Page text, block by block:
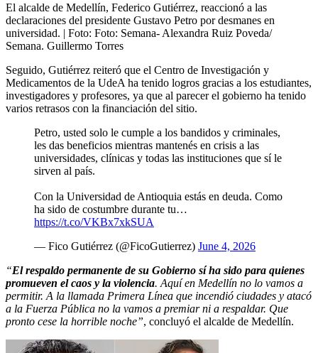
El alcalde de Medellín, Federico Gutiérrez, reaccionó a las
declaraciones del presidente Gustavo Petro por desmanes en
universidad. | Foto: Foto: Semana- Alexandra Ruiz Poveda/
Semana. Guillermo Torres
Seguido, Gutiérrez reiteró que el Centro de Investigación y
Medicamentos de la UdeA ha tenido logros gracias a los estudiantes,
investigadores y profesores, ya que al parecer el gobierno ha tenido
varios retrasos con la financiación del sitio.
Petro, usted solo le cumple a los bandidos y criminales,
les das beneficios mientras mantenés en crisis a las
universidades, clínicas y todas las instituciones que sí le
sirven al país.
Con la Universidad de Antioquia estás en deuda. Como
ha sido de costumbre durante tu…
https://t.co/VKBx7xkSUA
— Fico Gutiérrez (@FicoGutierrez) June 4, 2026
“El respaldo permanente de su Gobierno sí ha sido para quienes
promueven el caos y la violencia. Aquí en Medellín no lo vamos a
permitir. A la llamada Primera Línea que incendió ciudades y atacó
a la Fuerza Pública no la vamos a premiar ni a respaldar. Que
pronto cese la horrible noche”, concluyó el alcalde de Medellín.